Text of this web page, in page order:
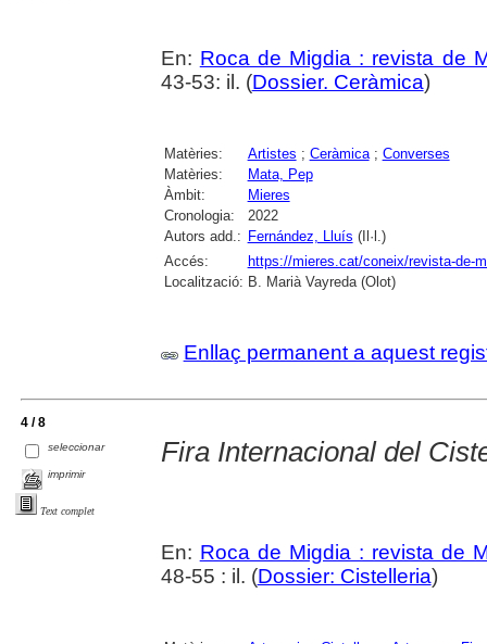
En: Roca de Migdia : revista de
43-53: il. (Dossier. Ceràmica)
Matèries: Artistes ; Ceràmica; Converses
Matèries:
Mata, Pep
Àmbit:
Mieres
Cronologia:
2022
Autors add.: Fernández, Lluís (Il·l.)
Accés:
https://mieres.cat/coneix/revista-de-
Localització: B. Marià Vayreda (Olot)
Enllaç permanent a aquest
4 / 8
seleccionar
imprimir
Text complet
Fira Internacional del
En: Roca de Migdia : revista de
48-55 : il. (Dossier: Cistelleria)